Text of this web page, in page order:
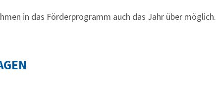
in das Förderprogramm auch das Jahr über möglich.